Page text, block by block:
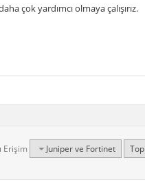
çok yardımcı olmaya çalışırız.
Erişim Juniper ve Fortinet Top